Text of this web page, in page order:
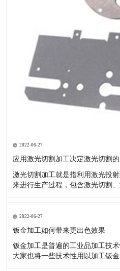
2022-06-27
应用激光切割加工决定激光切割
激光切割加工就是指利用激光投
来进行生产过程，包含激光切割
光切割成形生产塑胶产品：节省
工不用模具
2022-06-27
钣金加工如何带来更出色效果
钣金加工是普遍的工业品加工技
大家也将一些技术性用以加工钣